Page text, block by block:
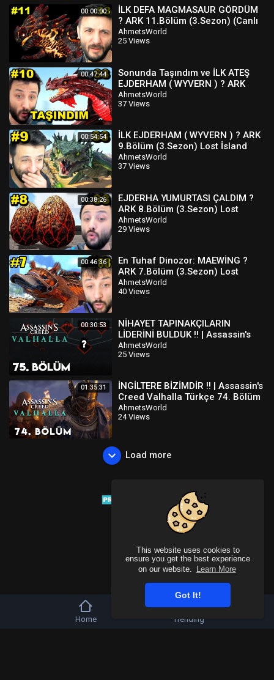
This website uses cookies to
ensure you get the best experience
on our website.
Learn More
Got It!
00:00:00
İLK DEFA MAGMASAUR GÖRDÜM
? ARK 11.Bölüm (3.Sezon) (Canlı
Yayın) Lost İsland
AhmetsWorld
25 Views
00:47:44
Sonunda Taşındım ve İLK ATEŞ
EJDERHAM ( WYVERN ) ? ARK
10.Bölüm (3.Sezon) Lost İsland
AhmetsWorld
37 Views
00:54:54
İLK EJDERHAM ( WYVERN ) ? ARK
9.Bölüm (3.Sezon) Lost İsland
AhmetsWorld
37 Views
00:38:26
EJDERHA YUMURTASI ÇALDIM ?
ARK 8.Bölüm (3.Sezon) Lost
İsland
AhmetsWorld
29 Views
00:46:36
En Tuhaf Dinozor: MAEWİNG ?
ARK 7.Bölüm (3.Sezon) Lost
İsland
AhmetsWorld
40 Views
00:30:53
NİHAYET TAPINAKÇILARIN
LİDERİNİ BULDUK !! | Assassin's
Creed Valhalla Türkçe 75. Bölüm
AhmetsWorld
25 Views
01:35:31
İNGİLTERE BİZİMDİR !! | Assassin's
Creed Valhalla Türkçe 74. Bölüm
AhmetsWorld
24 Views
Load more
Copyright © 2026 Tivu Media Platform. All rights reserved.
Home Trending